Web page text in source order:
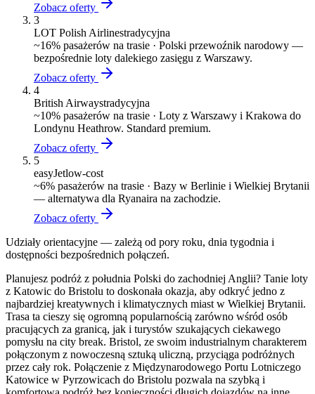
Zobacz oferty
3
LOT Polish Airlinestradycyjna
~16% pasażerów na trasie · Polski przewoźnik narodowy —
bezpośrednie loty dalekiego zasięgu z Warszawy.
Zobacz oferty
4
British Airwaystradycyjna
~10% pasażerów na trasie · Loty z Warszawy i Krakowa do
Londynu Heathrow. Standard premium.
Zobacz oferty
5
easyJetlow-cost
~6% pasażerów na trasie · Bazy w Berlinie i Wielkiej Brytanii
— alternatywa dla Ryanaira na zachodzie.
Zobacz oferty
Udziały orientacyjne — zależą od pory roku, dnia tygodnia i
dostępności bezpośrednich połączeń.
Planujesz podróż z południa Polski do zachodniej Anglii? Tanie loty
z Katowic do Bristolu to doskonała okazja, aby odkryć jedno z
najbardziej kreatywnych i klimatycznych miast w Wielkiej Brytanii.
Trasa ta cieszy się ogromną popularnością zarówno wśród osób
pracujących za granicą, jak i turystów szukających ciekawego
pomysłu na city break. Bristol, ze swoim industrialnym charakterem
połączonym z nowoczesną sztuką uliczną, przyciąga podróżnych
przez cały rok. Połączenie z Międzynarodowego Portu Lotniczego
Katowice w Pyrzowicach do Bristolu pozwala na szybką i